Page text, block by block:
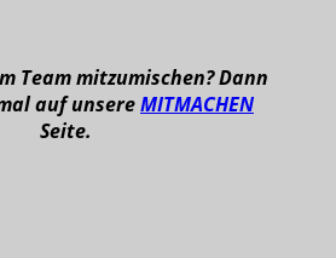
Team mitzumischen? Dann
auf unsereMITMACHEN
Seite.